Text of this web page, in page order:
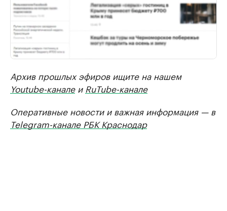
Архив прошлых эфиров ищите на нашем
Youtube-каналеи RuTube-канале
Оперативные новости и важная информация — в
Telegram-канале РБК Краснодар